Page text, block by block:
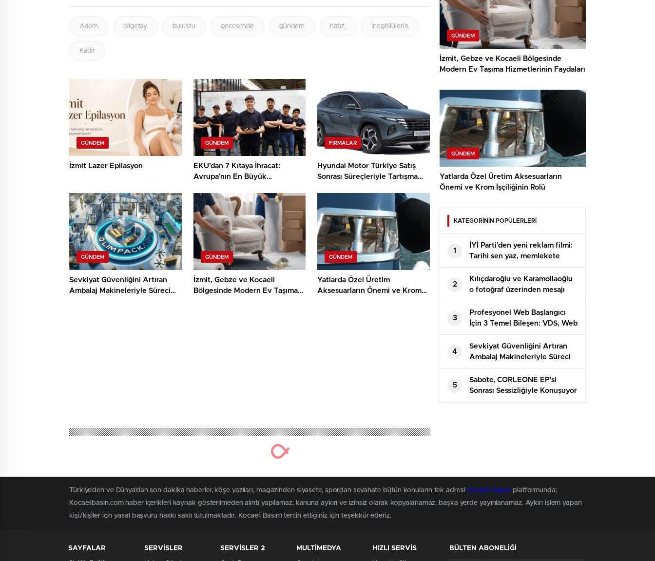
Adem bilgetay buluştu gecesi’nde gündem hafız, İnegöllülerle
Kadir
GÜNDEM
İzmit Lazer Epilasyon
GÜNDEM
EKU’dan 7 Kıtaya İhracat:
Avrupa’nın En Büyük
FIRMALAR
Hyundai Motor Türkiye Satış
Sonrası Süreçleriyle Tartışma
GÜNDEM
Sevkiyat Güvenliğini Artıran
Ambalaj Makineleriyle Süreci
GÜNDEM
İzmit, Gebze ve Kocaeli
Bölgesinde Modern Ev Taşıma
GÜNDEM
Yatlarda Özel Üretim
Aksesuarların Önemi ve Krom
GÜNDEM
İzmit, Gebze ve Kocaeli Bölgesinde
Modern Ev Taşıma Hizmetlerinin Faydaları
GÜNDEM
Yatlarda Özel Üretim Aksesuarların
Önemi ve Krom İşçiliğinin Rolü
KATEGORİNİN POPÜLERLERİ
1
İYİ Parti’den yeni reklam filmi:
Tarihi sen yaz, memlekete
bahar gelsin
2
Kılıçdaroğlu ve Karamollaoğlu
o fotoğraf üzerinden mesajı
verdi
3
Profesyonel Web Başlangıcı
İçin 3 Temel Bileşen: VDS, Web
Hosting ve DV SSL
4
Sevkiyat Güvenliğini Artıran
Ambalaj Makineleriyle Süreci
Baştan Sona Kontrol Edin
5
Sabote, CORLEONE EP’si
Sonrası Sessizliğiyle Konuşuyor
Türkiye'den ve Dünya’dan son dakika haberler, köşe yazıları, magazinden siyasete, spordan seyahate bütün konuların tek adresi Kocaeli Haber platformunda;
Kocaelibasin.com haber içerikleri kaynak gösterilmeden alıntı yapılamaz, kanuna aykırı ve izinsiz olarak kopyalanamaz, başka yerde yayınlanamaz. Aykırı işlem yapan
kişi/kişiler için yasal başvuru hakkı saklı tutulmaktadır. Kocaeli Basın'ı tercih ettiğiniz için teşekkür ederiz.
SAYFALAR SERVİSLER SERVİSLER 2 MULTİMEDYA HIZLI SERVİS BÜLTEN ABONELİĞİ